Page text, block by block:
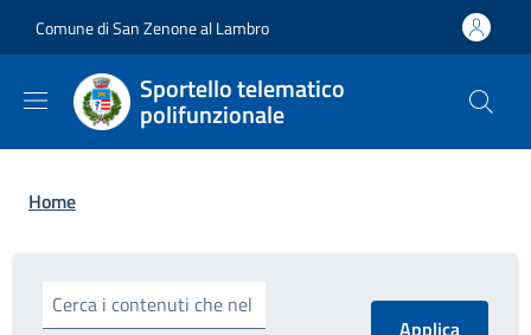
Comune di San Zenone al Lambro
Sportello telematico
polifunzionale
Briciole di pane
Home
Cerca i contenuti che nel